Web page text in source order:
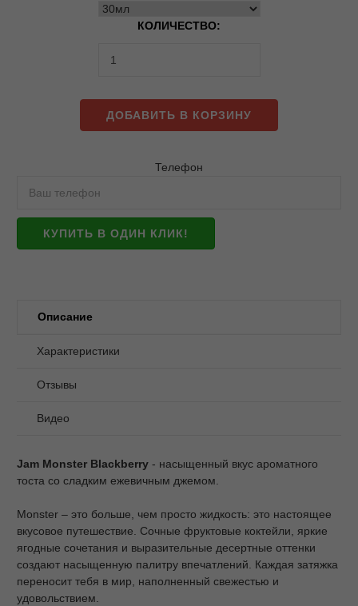
КОЛИЧЕСТВО:
ДОБАВИТЬ В КОРЗИНУ
Телефон
КУПИТЬ В ОДИН КЛИК!
Описание
Характеристики
Отзывы
Видео
Jam Monster Blackberry - насыщенный вкус ароматного
тоста со сладким ежевичным джемом.
Monster – это больше, чем просто жидкость: это настоящее
вкусовое путешествие. Сочные фруктовые коктейли, яркие
ягодные сочетания и выразительные десертные оттенки
создают насыщенную палитру впечатлений. Каждая затяжка
переносит тебя в мир, наполненный свежестью и
удовольствием.